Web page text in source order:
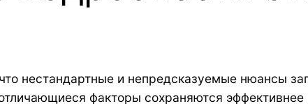
нестандартные и непредсказуемые нюансы
факторы сохраняются